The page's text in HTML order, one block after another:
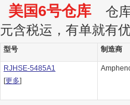
美国6号仓库 仓库
元含税运，有单就有
型号 制造商
RJHSE-5485A1
[更多]